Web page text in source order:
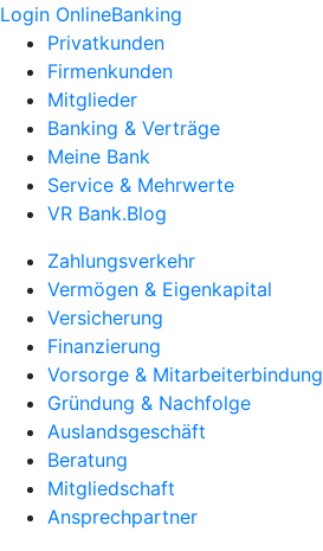
Login OnlineBanking
Privatkunden
Firmenkunden
Mitglieder
Banking & Verträge
Meine Bank
Service & Mehrwerte
VR Bank.Blog
Zahlungsverkehr
Vermögen & Eigenkapital
Versicherung
Finanzierung
Vorsorge & Mitarbeiterbindung
Gründung & Nachfolge
Auslandsgeschäft
Beratung
Mitgliedschaft
Ansprechpartner